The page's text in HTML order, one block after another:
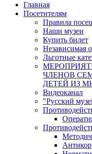
Главная
Посетителям
Правила
Наши музеи
Купить билет
Независимая
Льготные
ЧЛЕНОВ
ДЕТЕЙ ИЗ
Видеоканал
"Русский